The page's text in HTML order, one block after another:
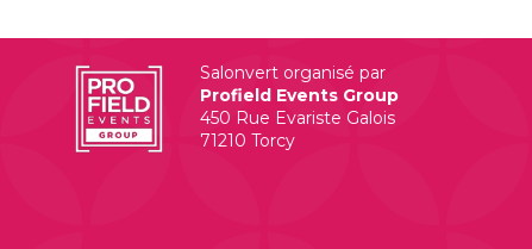
Salonvert organisé par
Profield Events Group
450 Rue Evariste Galois